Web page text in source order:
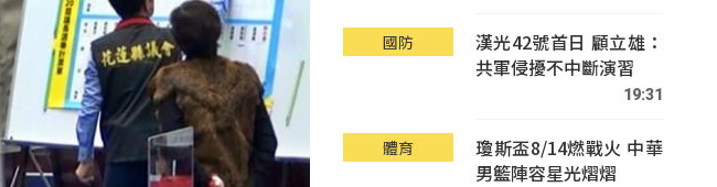
國防
漢光42號首日 顧立雄：
共軍侵擾不中斷演習
19:31
體育
瓊斯盃8/14燃戰火 中華
男籃陣容星光熠熠